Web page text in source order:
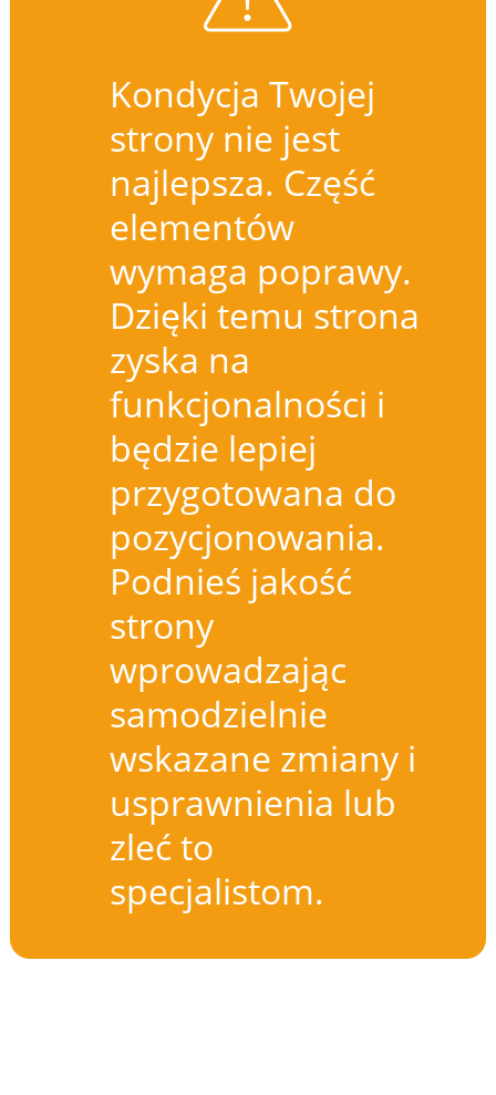
Kondycja Twojej
strony nie jest
najlepsza. Część
elementów
wymaga poprawy.
Dzięki temu strona
zyska na
funkcjonalności i
będzie lepiej
przygotowana do
pozycjonowania.
Podnieś jakość
strony
wprowadzając
samodzielnie
wskazane zmiany i
usprawnienia lub
zleć to
specjalistom.